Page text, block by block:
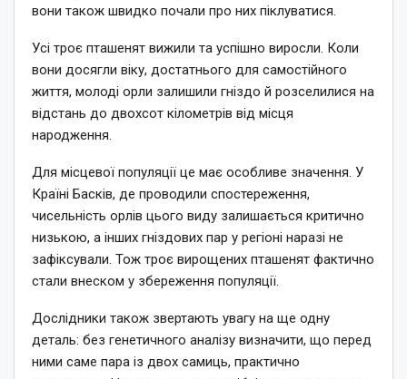
вони також швидко почали про них піклуватися.
Усі троє пташенят вижили та успішно виросли. Коли
вони досягли віку, достатнього для самостійного
життя, молоді орли залишили гніздо й розселилися на
відстань до двохсот кілометрів від місця
народження.
Для місцевої популяції це має особливе значення. У
Країні Басків, де проводили спостереження,
чисельність орлів цього виду залишається критично
низькою, а інших гніздових пар у регіоні наразі не
зафіксували. Тож троє вирощених пташенят фактично
стали внеском у збереження популяції.
Дослідники також звертають увагу на ще одну
деталь: без генетичного аналізу визначити, що перед
ними саме пара із двох самиць, практично